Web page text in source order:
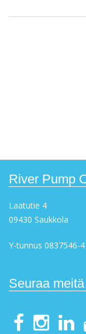
River Pump
Laatutie 4
09430 Saukkola
Y-tunnus 0837546-4
Seuraa